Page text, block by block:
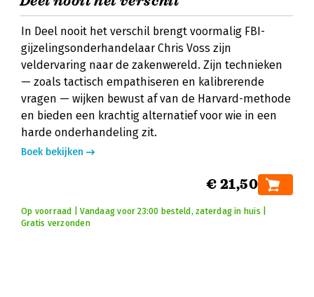
In Deel nooit het verschil brengt voormalig FBI-
gijzelingsonderhandelaar Chris Voss zijn
veldervaring naar de zakenwereld. Zijn technieken
— zoals tactisch empathiseren en kalibrerende
vragen — wijken bewust af van de Harvard-methode
en bieden een krachtig alternatief voor wie in een
harde onderhandeling zit.
Boek bekijken
€ 21,50
Op voorraad | Vandaag voor 23:00 besteld, zaterdag in huis |
Gratis verzonden